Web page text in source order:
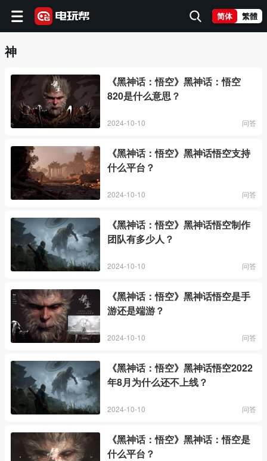
简体 繁體
神
《黑神话：悟空》黑神话：悟空
820是什么意思？
2024-10-10 问答
《黑神话：悟空》黑神话悟空支持
什么平台？
2024-10-10 问答
《黑神话：悟空》黑神话悟空制作
团队有多少人？
2024-10-10 问答
《黑神话：悟空》黑神话悟空是手
游还是端游？
2024-10-10 问答
《黑神话：悟空》黑神话悟空2022
年8月为什么还不上线？
2024-10-10 问答
《黑神话：悟空》黑神话：悟空是
什么平台？